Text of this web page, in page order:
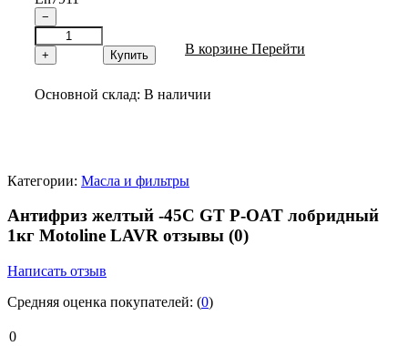
−
+ Купить В корзине Перейти
Основной склад: В наличии
Категории: Масла и фильтры
Антифриз желтый -45C GT P-OAT лобридный
1кг Motoline LAVR отзывы (0)
Написать отзыв
Средняя оценка покупателей: (0)
0